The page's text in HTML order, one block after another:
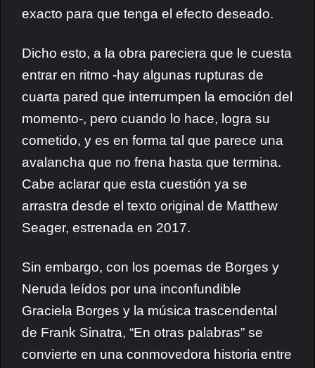
exacto para que tenga el efecto deseado.
Dicho esto, a la obra pareciera que le cuesta
entrar en ritmo -hay algunas rupturas de
cuarta pared que interrumpen la emoción del
momento-, pero cuando lo hace, logra su
cometido, y es en forma tal que parece una
avalancha que no frena hasta que termina.
Cabe aclarar que esta cuestión ya se
arrastra desde el texto original de Matthew
Seager, estrenada en 2017.
Sin embargo, con los poemas de Borges y
Neruda leídos por una inconfundible
Graciela Borges y la música trascendental
de Frank Sinatra, “En otras palabras” se
convierte en una conmovedora historia entre